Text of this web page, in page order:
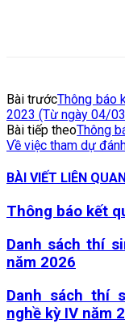
Bài trướcThông báo
2023 (Từ ngày 04/
Bài tiếp theoThông
Về việc tham dự
BÀI VIẾT LIÊN
Thông báo kết
Danh sách thí
năm 2026
Danh sách thí
nghề kỳ IV năm